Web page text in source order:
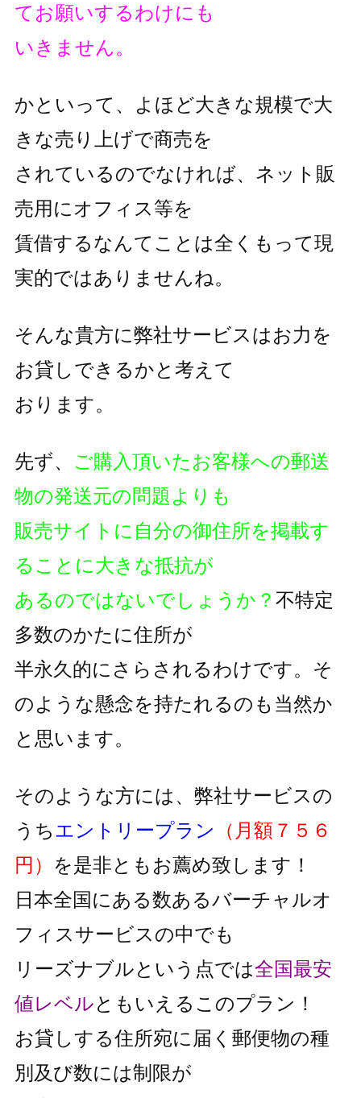
てお願いするわけにも
いきません。
かといって、よほど大きな規模で大
きな売り上げで商売を
されているのでなければ、ネット販
売用にオフィス等を
賃借するなんてことは全くもって現
実的ではありませんね。
そんな貴方に弊社サービスはお力を
お貸しできるかと考えて
おります。
先ず、 ご購入頂いたお客様への郵送
物の発送元の問題よりも
販売サイトに自分の御住所を掲載す
ることに大きな抵抗が
あるのではないでしょうか？ 不特定
多数のかたに住所が
半永久的にさらされるわけです。そ
のような懸念を持たれるのも 当然か
と思います。
そのような方には、弊社サービスの
うちエントリープラン
（月額７５６
円） を是非ともお薦め致します！
日本全国にある数あるバーチャルオ
フィスサービスの中でも
リーズナブルという点では全国最安
値レベルと もいえるこのプラン！
お貸しする住所宛に届く郵便物の種
別及び数には制限が